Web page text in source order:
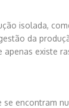
isolada,
da
apenas existe
se encontram